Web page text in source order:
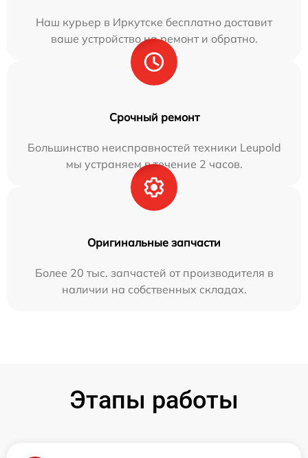
Наш курьер в Иркутске бесплатно доставит
ваше устройство на ремонт и обратно.
Срочный ремонт
Большинство неисправностей техники Leupold
мы устраняем в течение 2 часов.
Оригинальные запчасти
Более 20 тыс. запчастей от производителя в
наличии на собственных складах.
Этапы работы